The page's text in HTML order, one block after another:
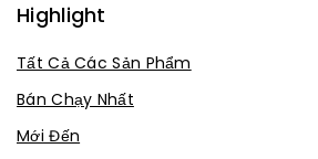
Highlight
Tất Cả Các Sản Phẩm
Bán Chạy Nhất
Mới Đến